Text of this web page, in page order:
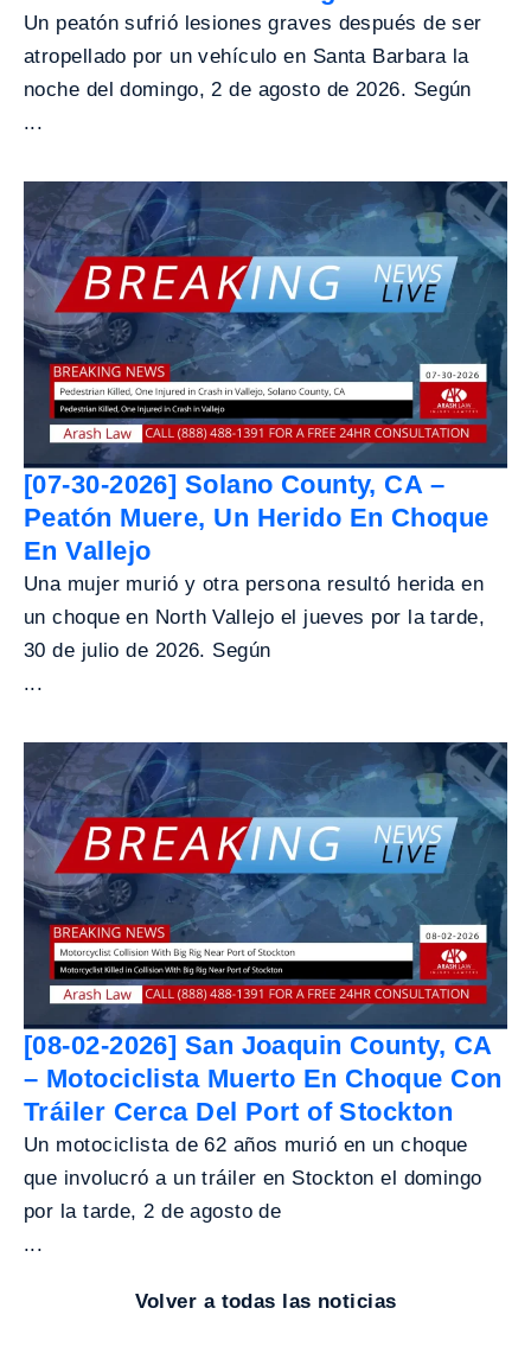
Un peatón sufrió lesiones graves después de ser
atropellado por un vehículo en Santa Barbara la
noche del domingo, 2 de agosto de 2026. Según
...
[07-30-2026] Solano County, CA –
Peatón Muere, Un Herido En Choque
En Vallejo
Una mujer murió y otra persona resultó herida en
un choque en North Vallejo el jueves por la tarde,
30 de julio de 2026. Según
...
[08-02-2026] San Joaquin County, CA
– Motociclista Muerto En Choque Con
Tráiler Cerca Del Port of Stockton
Un motociclista de 62 años murió en un choque
que involucró a un tráiler en Stockton el domingo
por la tarde, 2 de agosto de
...
Volver a todas las noticias